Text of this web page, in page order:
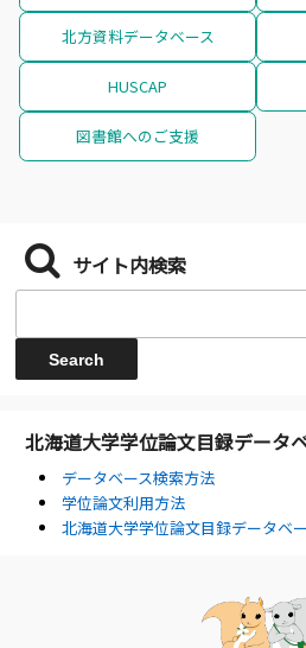
北方資料データベース
HUSCAP
図書館へのご支援
サイト内検索
北海道大学学位論文目録データ
データベース検索方法
学位論文利用方法
北海道大学学位論文目録データベ